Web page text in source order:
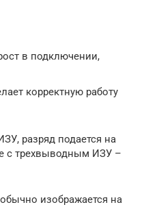
в подключении,
корректную работу
разряд подается на
с трехвыводным ИЗУ –
изображается на